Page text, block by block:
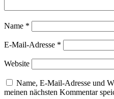
Name *
E-Mail-Adresse *
Website
Name, E-Mail-Adresse und
meinen nächsten Kommentar